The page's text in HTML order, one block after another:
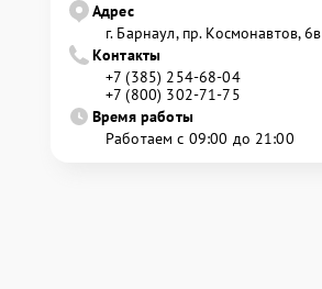
Адрес
г. Барнаул, ​пр. Космонавтов, 6в
Контакты
+7 (385) 254-68-04
+7 (800) 302-71-75
Время работы
Работаем с 09:00 до 21:00